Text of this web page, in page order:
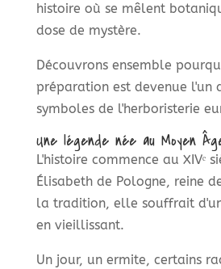
histoire où se mêlent
dose de mystère.
Découvrons ensemble
préparation est devenue l'un
symboles de l'herboristerie
Une légende née au Moyen
L'histoire commence au XIVᵉ
Élisabeth de Pologne, reine
la tradition, elle souffrait
en vieillissant.
Un jour, un ermite, certains